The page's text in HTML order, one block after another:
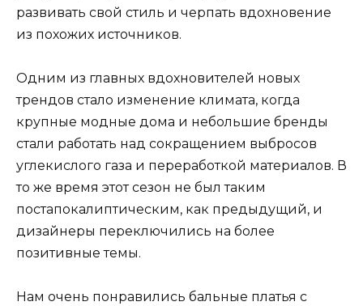
развивать свой стиль и черпать вдохновение
из похожих источников.
Одним из главных вдохновителей новых
трендов стало изменение климата, когда
крупные модные дома и небольшие бренды
стали работать над сокращением выбросов
углекислого газа и переработкой материалов. В
то же время этот сезон не был таким
постапокалиптическим, как предыдущий, и
дизайнеры переключились на более
позитивные темы.
Нам очень понравились бальные платья с